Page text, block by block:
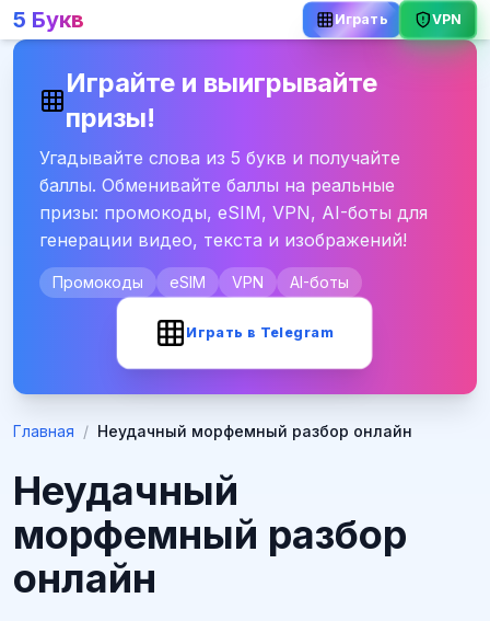
5 Букв Играть VPN
Играйте и выигрывайте
призы!
Угадывайте слова из 5 букв и получайте
баллы. Обменивайте баллы на реальные
призы: промокоды, eSIM, VPN, AI-боты для
генерации видео, текста и изображений!
Промокоды eSIM VPN AI-боты
Играть в Telegram
Главная / Неудачный морфемный разбор онлайн
Неудачный
морфемный разбор
онлайн